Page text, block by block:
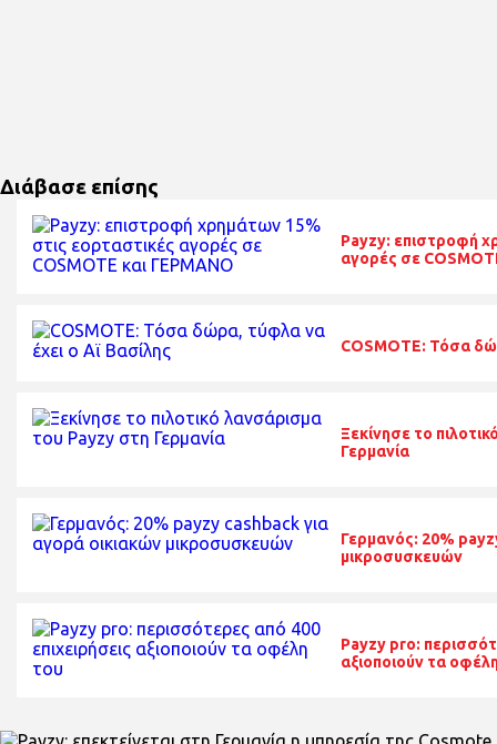
Διάβασε επίσης
Payzy: επιστροφή
αγορές σε
COSMOTE: Τόσα
Ξεκίνησε το
Γερμανία
Γερμανός: 20%
μικροσυσκευών
Payzy pro:
αξιοποιούν τα